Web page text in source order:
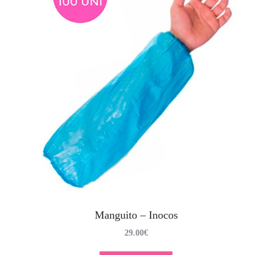
Manguito – Inocos
29.00€